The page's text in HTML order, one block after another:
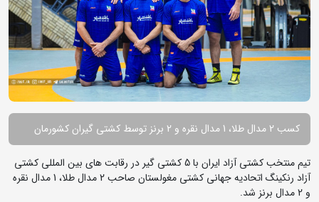
کسب 2 مدال طلا، 1 مدال نقره و 2 برنز توسط کشتی گیران کشورمان
تیم منتخب کشتی آزاد ایران با 5 کشتی گیر در رقابت های بین المللی کشتی
آزاد رنکینگ اتحادیه جهانی کشتی مغولستان صاحب 2 مدال طلا، 1 مدال نقره
و 2 مدال برنز شد.